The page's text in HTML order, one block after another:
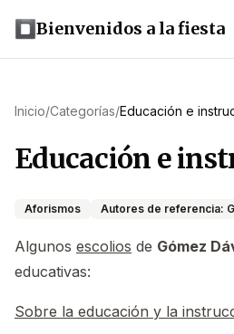
Bienvenidos a la fiesta
Inicio/Categorías/Educación e
Educación e
Aforismos Autores de referencia:
Algunos escolios de Gómez
educativas:
Sobre la educación y la